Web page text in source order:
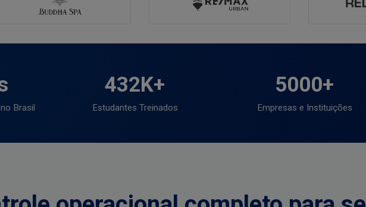
Brasil
432K+
Estudantes Treinados
5000+
Empresas e Instituições